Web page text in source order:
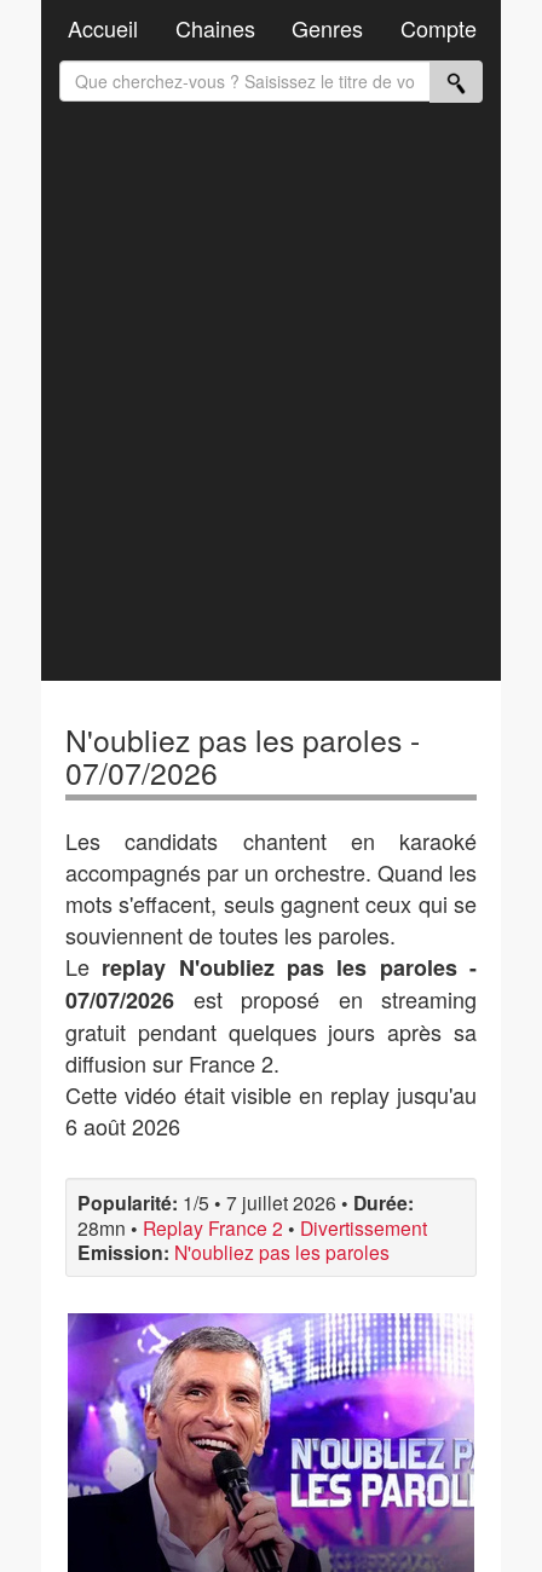
N'oubliez pas les paroles -
07/07/2026
Les candidats chantent en karaoké
accompagnés par un orchestre. Quand les
mots s'effacent, seuls gagnent ceux qui se
souviennent de toutes les paroles.
Le replay N'oubliez pas les paroles -
07/07/2026 est proposé en streaming
gratuit pendant quelques jours après sa
diffusion sur France 2.
Cette vidéo était visible en replay jusqu'au
6 août 2026
Popularité: 1/5 • 7 juillet 2026 • Durée:
28mn • Replay France 2 • Divertissement
Emission: N'oubliez pas les paroles
Accueil Chaines Genres Compte